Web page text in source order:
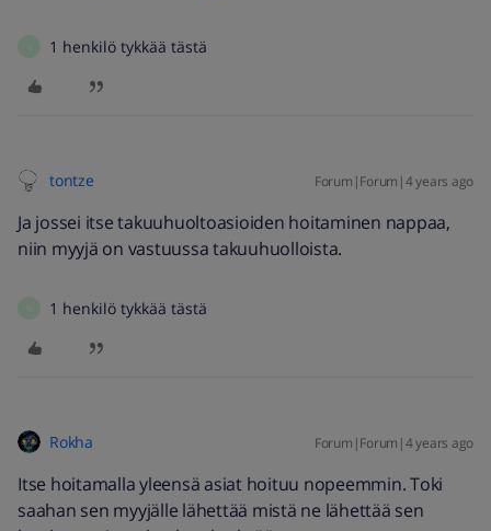
1 henkilö tykkää tästä
tontze Forum|Forum|4 years ago
Ja jossei itse takuuhuoltoasioiden hoitaminen nappaa,
niin myyjä on vastuussa takuuhuolloista.
1 henkilö tykkää tästä
Rokha Forum|Forum|4 years ago
Itse hoitamalla yleensä asiat hoituu nopeemmin. Toki
saahan sen myyjälle lähettää mistä ne lähettää sen